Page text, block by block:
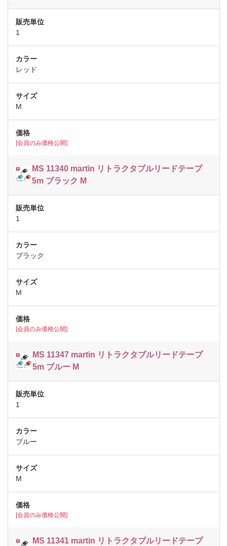
1
レッド
M
[会員のみ価格公開]
MS 11340 martin リトラクタブルリードテープ
5m ブラック M
1
ブラック
M
[会員のみ価格公開]
MS 11347 martin リトラクタブルリードテープ
5m ブルー M
1
ブルー
M
[会員のみ価格公開]
MS 11341 martin リトラクタブルリードテープ